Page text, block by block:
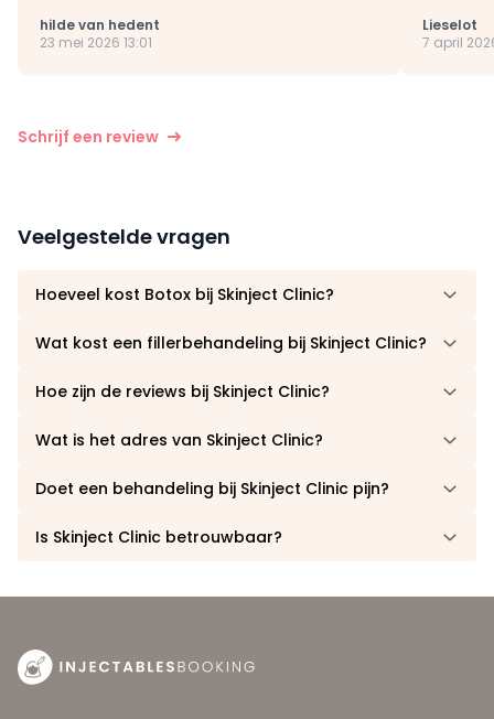
hilde van hedent
23 mei 2026 13:01
Lieselot
7 april
Schrijf een review
Veelgestelde vragen
Hoeveel kost Botox bij Skinject Clinic?
Wat kost een fillerbehandeling bij Skinject Clinic?
Hoe zijn de reviews bij Skinject Clinic?
Wat is het adres van Skinject Clinic?
Doet een behandeling bij Skinject Clinic pijn?
Is Skinject Clinic betrouwbaar?